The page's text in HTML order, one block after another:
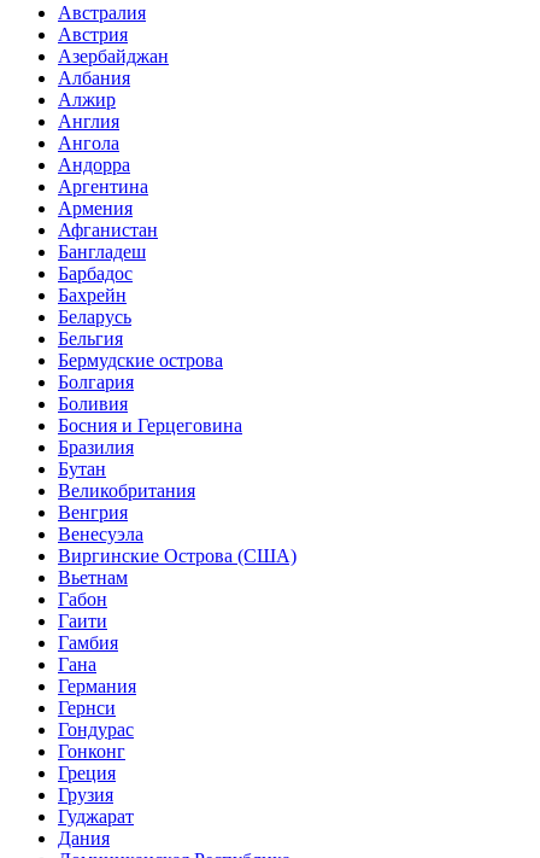
Австралия
Австрия
Азербайджан
Албания
Алжир
Англия
Ангола
Андорра
Аргентина
Армения
Афганистан
Бангладеш
Барбадос
Бахрейн
Беларусь
Бельгия
Бермудские острова
Болгария
Боливия
Босния и Герцеговина
Бразилия
Бутан
Великобритания
Венгрия
Венесуэла
Виргинские Острова (США)
Вьетнам
Габон
Гаити
Гамбия
Гана
Германия
Гернси
Гондурас
Гонконг
Греция
Грузия
Гуджарат
Дания